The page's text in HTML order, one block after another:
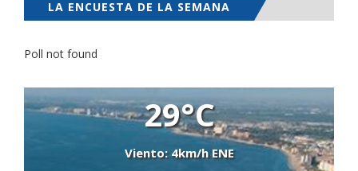
LA ENCUESTA DE LA SEMANA
Poll not found
29°C
Viento: 4km/h ENE